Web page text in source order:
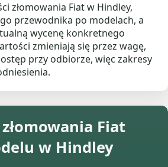
złomowania Fiat w Hindley,
przewodnika po modelach, a
wycenę konkretnego
zmieniają się przez wagę,
przy odbiorze, więc zakresy
Fiat
w Hindley